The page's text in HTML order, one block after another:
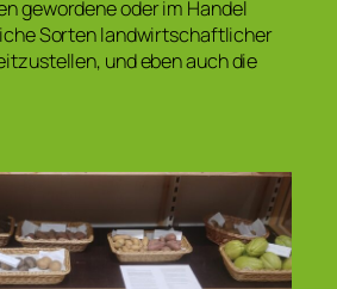
gewordene oder im Handel
Sorten landwirtschaftlicher
und eben auch die